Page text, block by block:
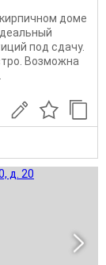
доме
под сдачу.
Возможна